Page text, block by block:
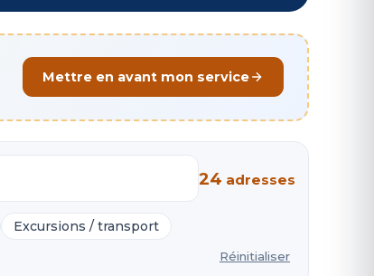
Mettre en avant mon service
24 adresses
Excursions / transport
Réinitialiser